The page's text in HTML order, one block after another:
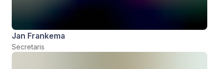
Jan Frankema
Secretaris